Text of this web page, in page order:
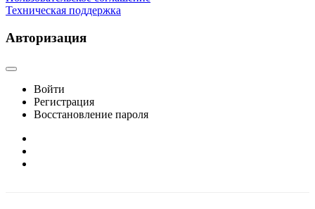
Техническая поддержка
Авторизация
Войти
Регистрация
Восстановление пароля